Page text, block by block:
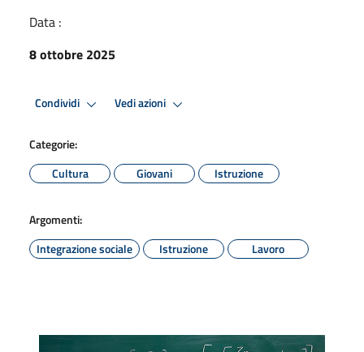
Data :
8 ottobre 2025
Condividi Vedi azioni
Categorie:
Cultura
Giovani Istruzione
Argomenti:
Integrazione sociale
Istruzione Lavoro